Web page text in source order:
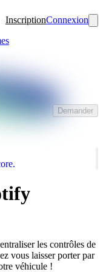
InscriptionConnexion
Demander
les contrôles de
vous laisser porter par
véhicule !